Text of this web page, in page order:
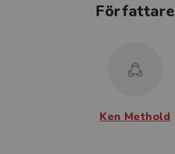
Författare
Ken Methold